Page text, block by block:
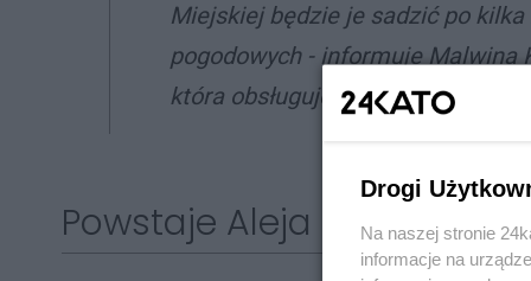
Miejskiej będzie je sadzić po
pogodowych - informuje Malwina
która obsługuje PR-owo Zakład
Powstaje Aleja Polskiego
Drogi
Na naszej stronie
informacje na